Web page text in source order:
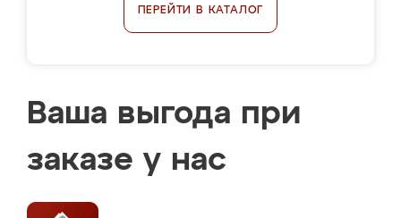
ПЕРЕЙТИ В КАТАЛОГ
Ваша выгода при
заказе у нас